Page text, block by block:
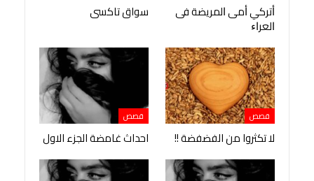
ﺃﺗﺮﻛﻲ ﺃﻣﻰ ﺍﻟﻤﺮﻳﻀﺔ ﻓﻰ
ﺍﻟﻌﺮﺍﺀ
سواق تاكسى
قصص
لا تكثروا من الفضفضة !!
قصص
احداث غامضة الجزء الاول